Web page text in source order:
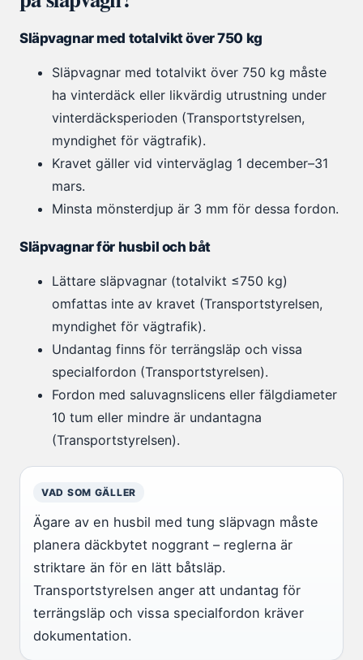
Släpvagnar med totalvikt över 750 kg
Släpvagnar med totalvikt över 750 kg måste
ha vinterdäck eller likvärdig utrustning under
vinterdäcksperioden (Transportstyrelsen,
myndighet för vägtrafik).
Kravet gäller vid vinterväglag 1 december–31
mars.
Minsta mönsterdjup är 3 mm för dessa fordon.
Släpvagnar för husbil och båt
Lättare släpvagnar (totalvikt ≤750 kg)
omfattas inte av kravet (Transportstyrelsen,
myndighet för vägtrafik).
Undantag finns för terrängsläp och vissa
specialfordon (Transportstyrelsen).
Fordon med saluvagnslicens eller fälgdiameter
10 tum eller mindre är undantagna
(Transportstyrelsen).
VAD SOM GÄLLER
Ägare av en husbil med tung släpvagn måste
planera däckbytet noggrant – reglerna är
striktare än för en lätt båtsläp.
Transportstyrelsen anger att undantag för
terrängsläp och vissa specialfordon kräver
dokumentation.